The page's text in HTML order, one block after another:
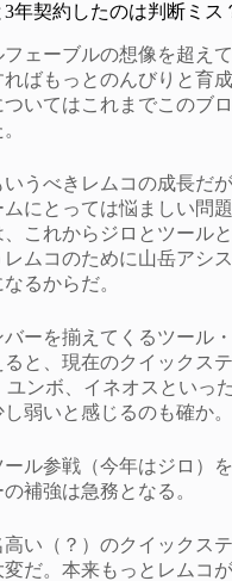
年契約したのは判断ミス
ェーブルの想像を超え
ばもっとのんびりと育
いてはこれまでこのブ
うべきレムコの成長だ
にとっては悩ましい問
これからジロとツール
ムコのために山岳アシ
るからだ。
ーを揃えてくるツール・
と、現在のクイックス
ンボ、イネオスといっ
弱いと感じるのも確か。
ル参戦（今年はジロ）を
補強は急務となる。
い（？）のクイックス
だ。本来もっとレムコ